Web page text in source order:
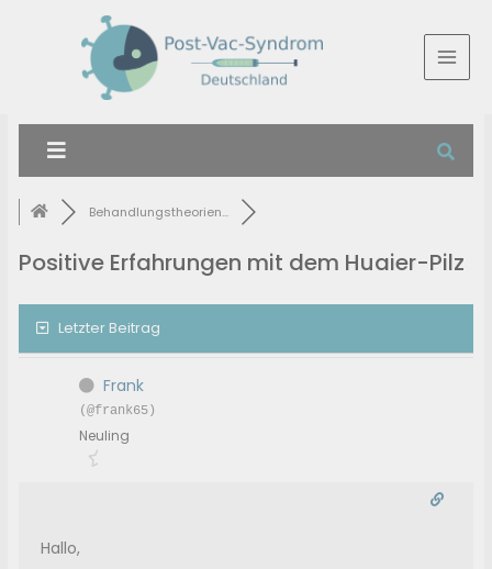
Behandlungstheorien...
Positive Erfahrungen mit dem Huaier-Pilz
Letzter Beitrag
Frank
(@frank65)
Neuling
Hallo,